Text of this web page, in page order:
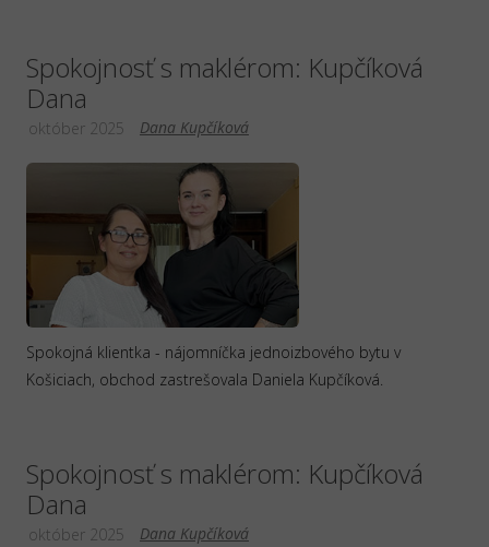
Spokojnosť s maklérom: Kupčíková
Dana
Dana Kupčíková
október 2025
Spokojná klientka - nájomníčka jednoizbového bytu v
Košiciach, obchod zastrešovala Daniela Kupčíková.
Spokojnosť s maklérom: Kupčíková
Dana
Dana Kupčíková
október 2025